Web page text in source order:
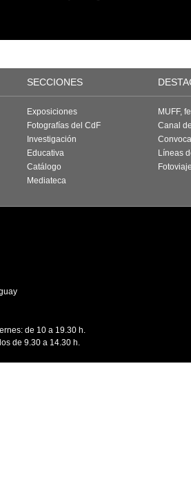
SECCIONES
Exposiciones
Fotografías del CdF
Investigación
Educativa
Catálogo
Mediateca
MUFF,
Canal
Líneas
de 10 a 19.30 h.
de 9.30 a 14.30 h.